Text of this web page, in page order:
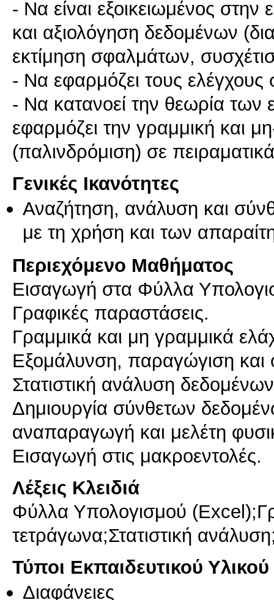
- Να είναι εξοικειωμένος
και αξιολόγηση δεδομένων
εκτίμηση σφαλμάτων,
- Να εφαρμόζει τους ελέγχους
- Να κατανοεί την θεωρία των
εφαρμόζει την γραμμική και
(παλινδρόμιση) σε
Γενικές Ικανότητες
Αναζήτηση, ανάλυση και
με τη χρήση και των
Περιεχόμενο Μαθήματος
Εισαγωγή στα Φύλλα
Γραφικές παραστάσεις.
Γραμμικά και μη γραμμικά
Εξομάλυνση, παραγώγιση
Στατιστική ανάλυση
Δημιουργία σύνθετων
αναπαραγωγή και μελέτη
Εισαγωγή στις μακροεντολές.
Λέξεις Κλειδιά
Φύλλα Υπολογισμού
τετράγωνα;Στατιστική
Τύποι Εκπαιδευτικού Υλικού
Διαφάνειες